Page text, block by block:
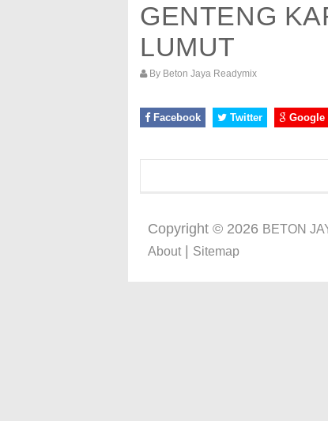
GENTENG
LUMUT
By Beton Jaya Readymix
Facebook Twitter Google
Copyright © 2026 BETON
About| Sitemap